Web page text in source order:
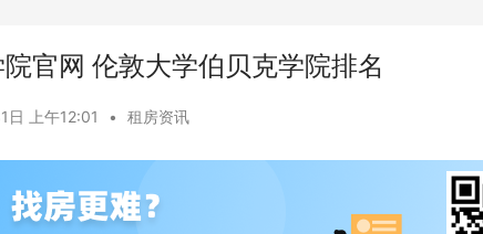
官网 伦敦大学伯贝克学院排名
日 上午12:01 • 租房资讯